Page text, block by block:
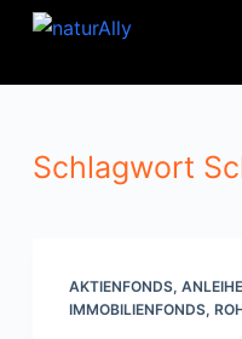
Zum
Schlagwort
AKTIENFONDS,
IMMOBILIENFONDS,